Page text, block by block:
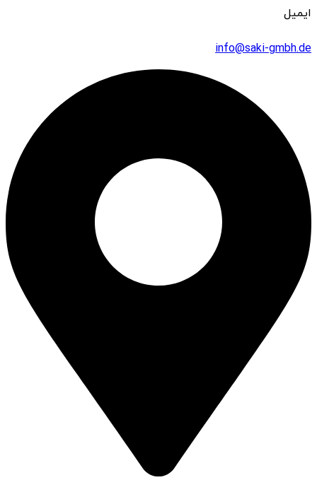
ایمیل
info@saki-gmbh.de